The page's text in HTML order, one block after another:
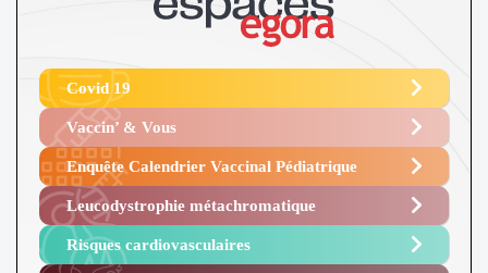
Covid 19
Vaccin’ & Vous
Enquête Calendrier Vaccinal Pédiatrique
Leucodystrophie métachromatique
Risques cardiovasculaires